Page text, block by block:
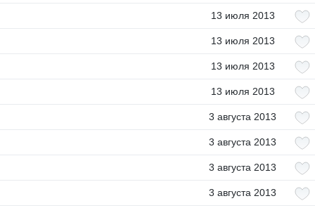
13 июля 2013
13 июля 2013
13 июля 2013
13 июля 2013
3 августа 2013
3 августа 2013
3 августа 2013
3 августа 2013